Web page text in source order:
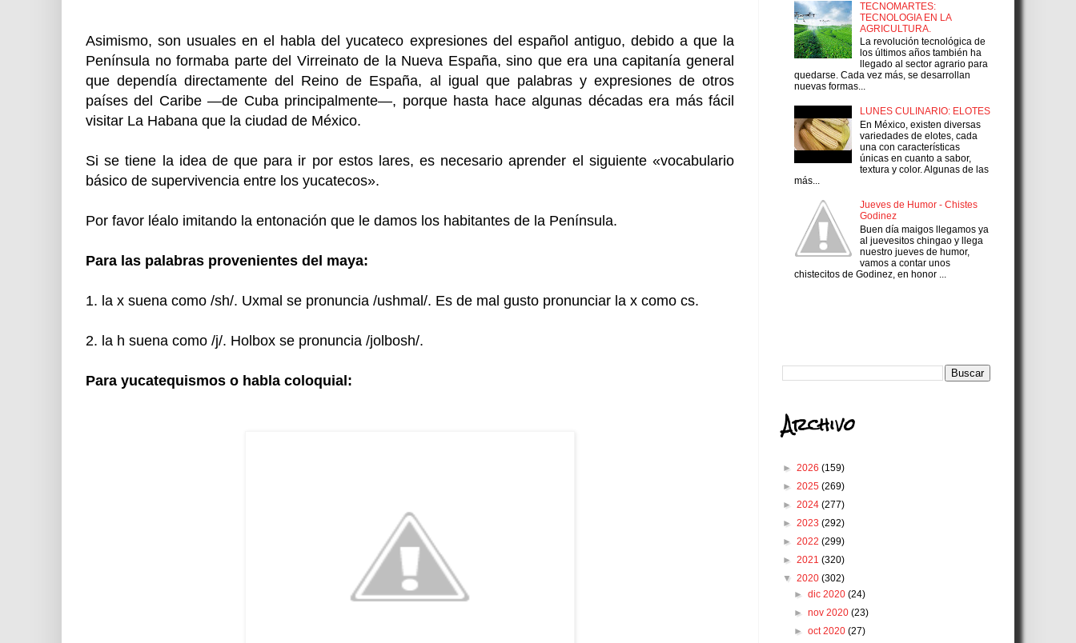
Asimismo, son usuales en el habla del yucateco expresiones del español antiguo, debido a que la
Península no formaba parte del Virreinato de la Nueva España, sino que era una capitanía general
que dependía directamente del Reino de España, al igual que palabras y expresiones de otros
países del Caribe —de Cuba principalmente—, porque hasta hace algunas décadas era más fácil
visitar La Habana que la ciudad de México.
Si se tiene la idea de que para ir por estos lares, es necesario aprender el siguiente «vocabulario
básico de supervivencia entre los yucatecos».
Por favor léalo imitando la entonación que le damos los habitantes de la Península.
Para las palabras provenientes del maya:
1. la x suena como /sh/. Uxmal se pronuncia /ushmal/. Es de mal gusto pronunciar la x como cs.
2. la h suena como /j/. Holbox se pronuncia /jolbosh/.
Para yucatequismos o habla coloquial:
TECNOMARTES:
TECNOLOGIA EN LA
AGRICULTURA.
La revolución tecnológica de
los últimos años también ha
llegado al sector agrario para
quedarse. Cada vez más, se desarrollan
nuevas formas...
LUNES CULINARIO: ELOTES
En México, existen diversas
variedades de elotes, cada
una con características
únicas en cuanto a sabor,
textura y color. Algunas de las
más...
Jueves de Humor - Chistes
Godinez
Buen día maigos llegamos ya
al juevesitos chingao y llega
nuestro jueves de humor,
vamos a contar unos
chistecitos de Godinez, en honor ...
Archivo
► 2026 (159)
► 2025 (269)
► 2024 (277)
► 2023 (292)
► 2022 (299)
► 2021 (320)
▼ 2020 (302)
►dic 2020(24)
►nov 2020(23)
►oct 2020(27)